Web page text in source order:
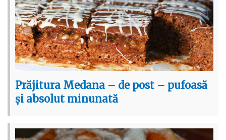
Prăjitura Medana – de post – pufoasă
și absolut minunată